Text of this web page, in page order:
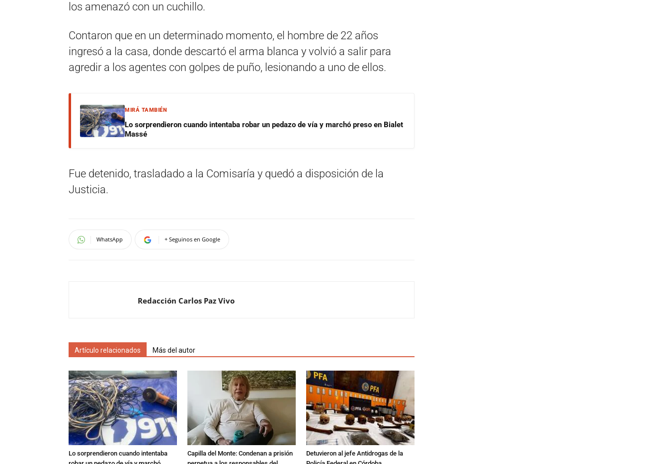
los amenazó con un cuchillo.
Contaron que en un determinado momento, el hombre de 22 años
ingresó a la casa, donde descartó el arma blanca y volvió a salir para
agredir a los agentes con golpes de puño, lesionando a uno de ellos.
MIRÁ TAMBIÉN
Lo sorprendieron cuando intentaba robar un pedazo de vía y marchó preso en Bialet
Massé
Fue detenido, trasladado a la Comisaría y quedó a disposición de la
Justicia.
WhatsApp + Seguinos en Google
Redacción Carlos Paz Vivo
Artículo relacionados Más del autor
Lo sorprendieron cuando intentaba
Capilla del Monte: Condenan a prisión
Detuvieron al jefe Antidrogas de la